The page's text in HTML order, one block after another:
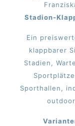
Stadion-
Ein
klappbarer
Stadien,
Sporthallen,